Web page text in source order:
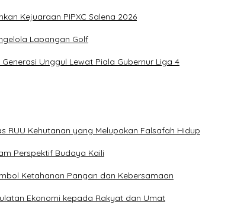
Kejuaraan PIPXC Salena 2026
Lapangan Golf
Unggul Lewat Piala Gubernur Liga 4
RUU Kehutanan yang Melupakan Falsafah Hidup
Perspektif Budaya Kaili
Ketahanan Pangan dan Kebersamaan
Ekonomi kepada Rakyat dan Umat